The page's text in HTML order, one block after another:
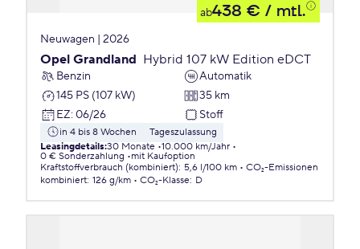
ab438 € / mtl.
Neuwagen | 2026
Opel Grandland Hybrid 107 kW Edition eDCT
Benzin
Automatik
145 PS (107 kW)
35 km
EZ: 06/26 Stoff
in 4 bis 8 Wochen
Tageszulassung
Leasingdetails:30 Monate 10.000 km/Jahr
0 € Sonderzahlung
mit Kaufoption
Kraftstoffverbrauch (kombiniert): 5,6 l/100 km
CO₂-Emissionen
kombiniert: 126 g/km CO₂-Klasse: D